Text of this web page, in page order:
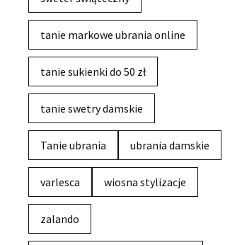
tanie markowe ubrania online
tanie sukienki do 50 zł
tanie swetry damskie
Tanie ubrania ubrania damskie
varlesca wiosna stylizacje
zalando